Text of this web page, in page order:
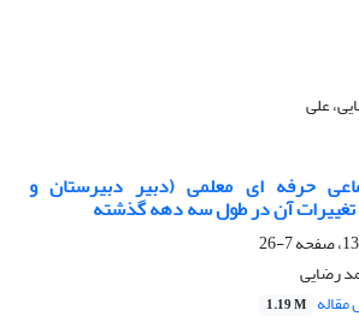
علی
حرفه ای معلمی (دبیر دبیرستان و
تغییرات آن در طول سه دهه گذشته
7-26
رضایی
1.19 M